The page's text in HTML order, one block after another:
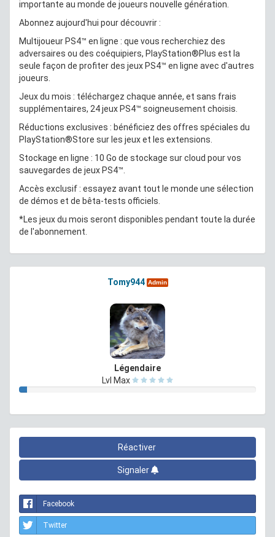
importante au monde de joueurs nouvelle génération.
Abonnez aujourd'hui pour découvrir :
Multijoueur PS4™ en ligne : que vous recherchiez des
adversaires ou des coéquipiers, PlayStation®Plus est la
seule façon de profiter des jeux PS4™ en ligne avec d'autres
joueurs.
Jeux du mois : téléchargez chaque année, et sans frais
supplémentaires, 24 jeux PS4™ soigneusement choisis.
Réductions exclusives : bénéficiez des offres spéciales du
PlayStation®Store sur les jeux et les extensions.
Stockage en ligne : 10 Go de stockage sur cloud pour vos
sauvegardes de jeux PS4™.
Accès exclusif : essayez avant tout le monde une sélection
de démos et de bêta-tests officiels.
*Les jeux du mois seront disponibles pendant toute la durée
de l'abonnement.
Tomy944 Admin
Légendaire
Lvl Max
Réactiver
Signaler
Facebook
Twitter